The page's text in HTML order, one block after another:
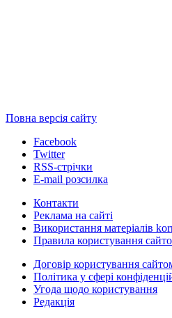
Повна версія сайту
Facebook
Twitter
RSS-стрічки
E-mail розсилка
Контакти
Реклама на сайті
Використання матеріалів
Правила користування
Договір користування
Політика у сфері
Угода щодо користування
Редакція